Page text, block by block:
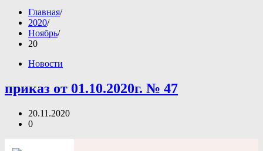
Главная
2020
Ноябрь
20
Новости
приказ от 01.10.2020г. № 47
20.11.2020
0